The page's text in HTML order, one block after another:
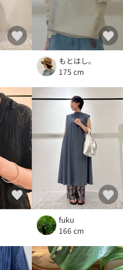
もとはし。
175 cm
fuku
166 cm